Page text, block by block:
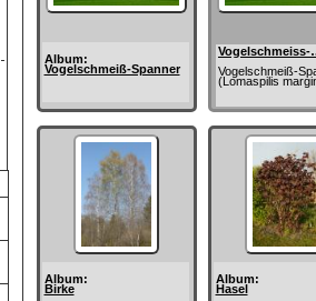
Album:
Vogelschmeiß-Spanner
Vogelschmeiss-
Vogelschmeiß-
(Lomaspilis
Album:
Birke
Album:
Hasel